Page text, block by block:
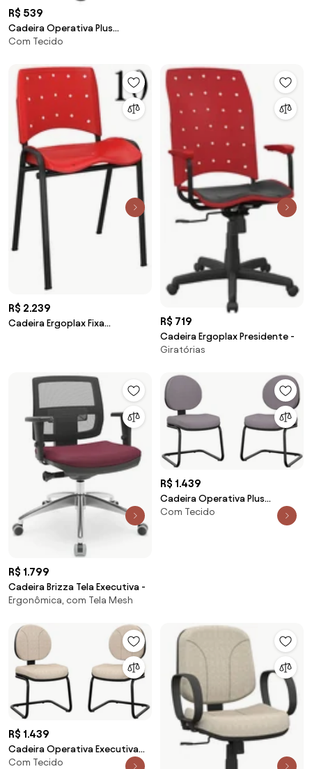
R$ 539
Cadeira Operativa Plus
Secretária Com Sapata -
Com Tecido
R$ 2.239
Cadeira Ergoplax Fixa
R$ 719
Cadeira Ergoplax Presidente -
Giratórias
R$ 1.799
Cadeira Brizza Tela Executiva -
Ergonômica, com Tela Mesh
R$ 1.439
Cadeira Operativa Plus
Executiva Aproximação S 2
Com Tecido
R$ 1.439
Cadeira Operativa Executiva
Aproximação S 2 Unidades -
Com Tecido